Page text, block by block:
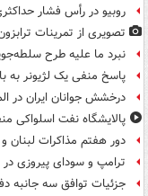
روبیو در رأس فشار
تصویری از تمرینات
نبرد ما علیه طرح
پاسخ منفی یک لژیونر به
درخشش جوانان ایران در
پالایشگاه نفت اسلواکی
دور هفتم مذاکرات لبنان
ترامپ و سودای پیروزی در
جزئیات توافق سه جانبه